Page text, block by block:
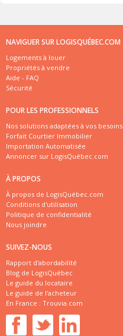
NAVIGUER SUR LOGISQUÉBEC.COM
Logements à louer
Propriétés à vendre
Aide - FAQ
Sécurité
POUR LES PROFESSIONNELS
Nos solutions adaptées à vos besoins
Forfait Courtier Immobilier
Importation Automatisée
Annoncer sur LogisQuébec.com
À PROPOS
À propos de LogisQuébec.com
Conditions d'utilisation
Politique de confidentialité
Nous joindre
SUIVEZ-NOUS
Rapport d'abordabilité
Blog de LogisQuébec
Le guide du locataire
Le guide de l'acheteur
En France : Trouvia.com